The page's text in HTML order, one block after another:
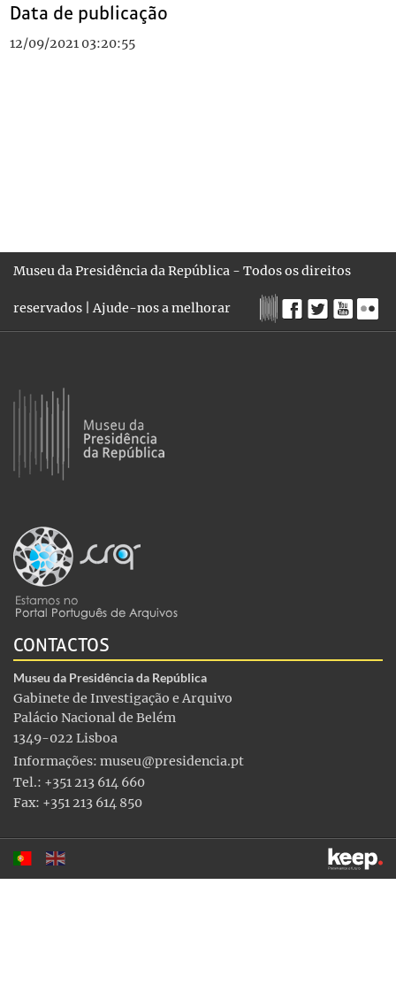
Data de publicação
12/09/2021 03:20:55
Museu da Presidência da República - Todos os direitos
reservados |Ajude-nos a melhorar
CONTACTOS
Museu da Presidência da República
Gabinete de Investigação e Arquivo
Palácio Nacional de Belém
1349-022 Lisboa
Informações: museu@presidencia.pt
Tel.: +351 213 614 660
Fax: +351 213 614 850